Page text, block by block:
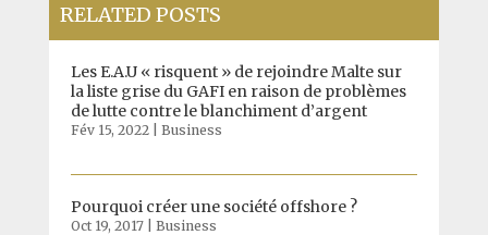
RELATED POSTS
Les E.A.U « risquent » de rejoindre Malte sur
la liste grise du GAFI en raison de problèmes
de lutte contre le blanchiment d’argent
Fév 15, 2022| Business
Pourquoi créer une société offshore ?
Oct 19, 2017| Business